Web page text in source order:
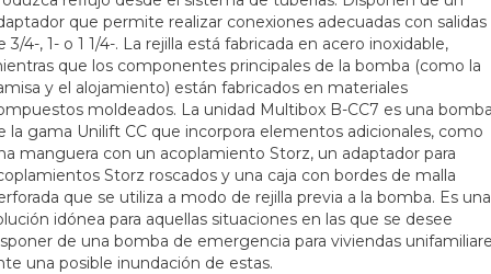
que permite realizar conexiones adecuadas con salidas
3/4-, 1- o 1 1/4-. La rejilla está fabricada en acero inoxidable,
que los componentes principales de la bomba (como la
y el alojamiento) están fabricados en materiales
moldeados. La unidad Multibox B-CC7 es una
la gama Unilift CC que incorpora elementos adicionales, como
manguera con un acoplamiento Storz, un adaptador para
Storz roscados y una caja con bordes de malla
que se utiliza a modo de rejilla previa a la bomba. Es una
idónea para aquellas situaciones en las que se desee
de una bomba de emergencia para viviendas
una posible inundación de estas.